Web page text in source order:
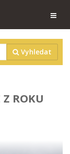
Vyhledat
Z ROKU